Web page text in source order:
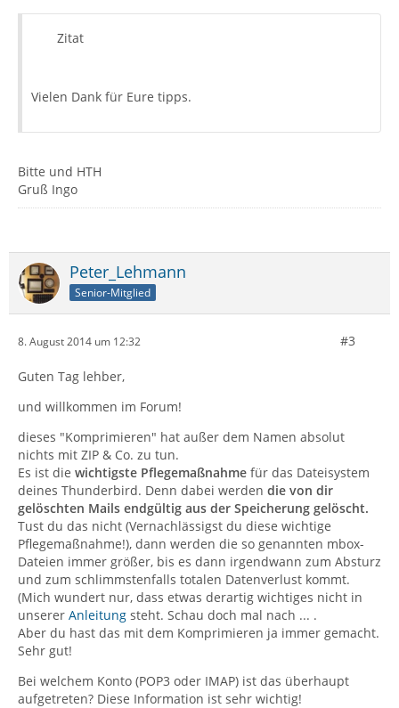
Zitat
Vielen Dank für Eure tipps.
Bitte und HTH
Gruß Ingo
Peter_Lehmann
Senior-Mitglied
8. August 2014 um 12:32 #3
Guten Tag lehber,
und willkommen im Forum!
dieses "Komprimieren" hat außer dem Namen absolut
nichts mit ZIP & Co. zu tun.
Es ist die wichtigste Pflegemaßnahme für das Dateisystem
deines Thunderbird. Denn dabei werden die von dir
gelöschten Mails endgültig aus der Speicherung gelöscht.
Tust du das nicht (Vernachlässigst du diese wichtige
Pflegemaßnahme!), dann werden die so genannten mbox-
Dateien immer größer, bis es dann irgendwann zum Absturz
und zum schlimmstenfalls totalen Datenverlust kommt.
(Mich wundert nur, dass etwas derartig wichtiges nicht in
unserer Anleitung steht. Schau doch mal nach ... .
Aber du hast das mit dem Komprimieren ja immer gemacht.
Sehr gut!
Bei welchem Konto (POP3 oder IMAP) ist das überhaupt
aufgetreten? Diese Information ist sehr wichtig!